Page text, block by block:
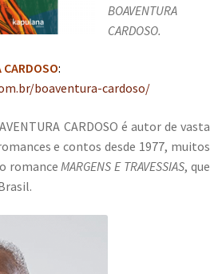
BOAVENTURA
CARDOSO.
:
boaventura-cardoso/
CARDOSO é autor de vasta
e contos desde 1977, muitos
romance MARGENS E TRAVESSIAS, que